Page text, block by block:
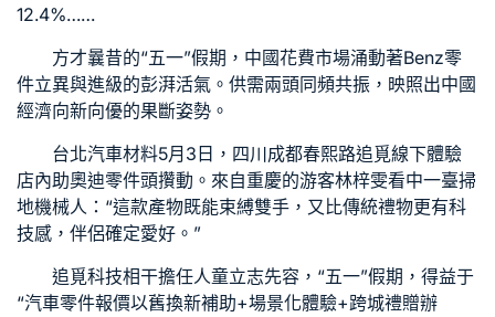
12.4%……
方才曩昔的“五一”假期，中國花費市場涌動著Benz零
件立異與進級的彭湃活氣。供需兩頭同頻共振，映照出中國
經濟向新向優的果斷姿勢。
台北汽車材料5月3日，四川成都春熙路追覓線下體驗
店內助奧迪零件頭攢動。來自重慶的游客林梓雯看中一臺掃
地機械人：“這款產物既能束縛雙手，又比傳統禮物更有科
技感，伴侶確定愛好。”
追覓科技相干擔任人童立志先容，“五一”假期，得益于
“汽車零件報價以舊換新補助+場景化體驗+跨城禮贈辦